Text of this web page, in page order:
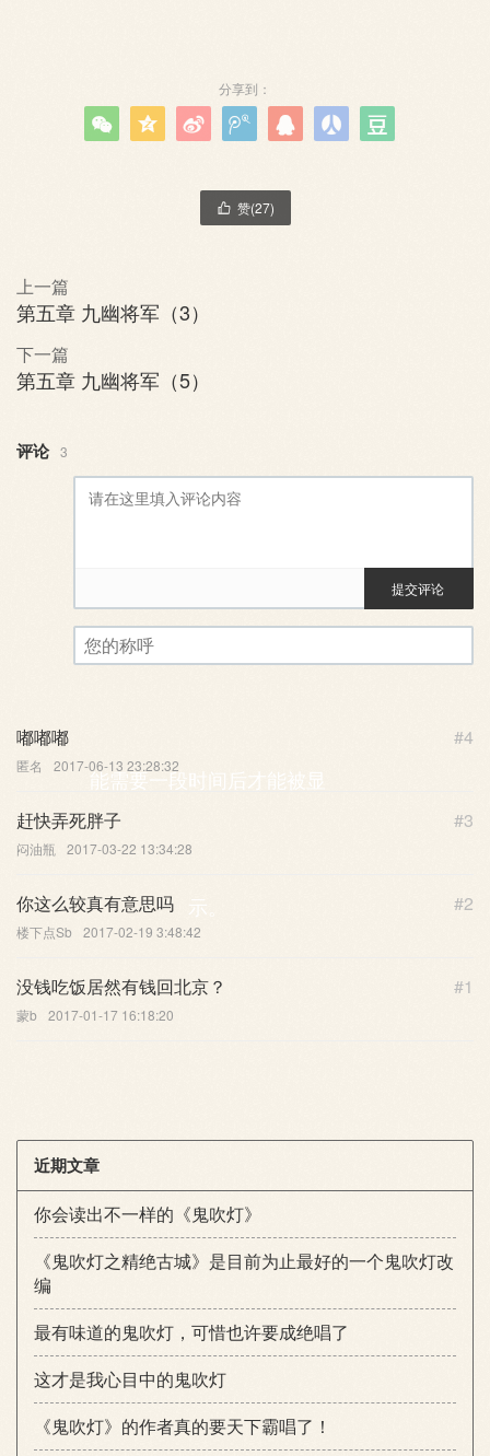
分享到：
      
 赞(27)
上一篇
第五章 九幽将军（3）
下一篇
第五章 九幽将军（5）
评论 3
评论审核已启用。您的评论可
能需要一段时间后才能被显
示。
提交评论
#4
嘟嘟嘟
匿名 2017-06-13 23:28:32
#3
赶快弄死胖子
闷油瓶 2017-03-22 13:34:28
#2
你这么较真有意思吗
楼下点Sb 2017-02-19 3:48:42
#1
没钱吃饭居然有钱回北京？
蒙b 2017-01-17 16:18:20
近期文章
你会读出不一样的《鬼吹灯》
《鬼吹灯之精绝古城》是目前为止最好的一个鬼吹灯改
编
最有味道的鬼吹灯，可惜也许要成绝唱了
这才是我心目中的鬼吹灯
《鬼吹灯》的作者真的要天下霸唱了！